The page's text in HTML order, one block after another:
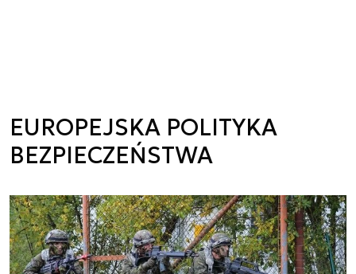
EUROPEJSKA POLITYKA
BEZPIECZEŃSTWA